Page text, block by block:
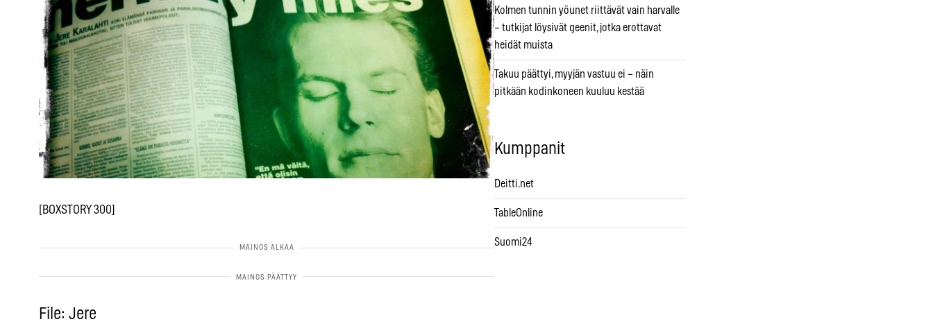
[BOXSTORY 300]
File: Jere
Kolmen tunnin yöunet riittävät vain harvalle
– tutkijat löysivät geenit, jotka erottavat
heidät muista
Takuu päättyi, myyjän vastuu ei – näin
pitkään kodinkoneen kuuluu kestää
Kumppanit
Deitti.net
TableOnline
Suomi24